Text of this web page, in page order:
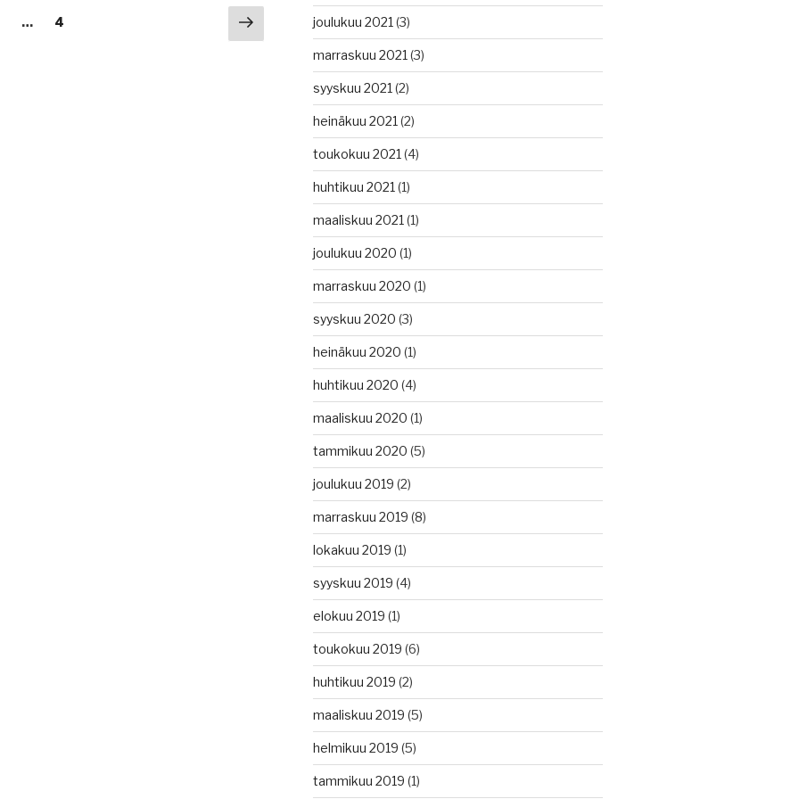
… Sivu
4
Seuraava
sivu
joulukuu 2021 (3)
marraskuu 2021 (3)
syyskuu 2021 (2)
heinäkuu 2021 (2)
toukokuu 2021 (4)
huhtikuu 2021 (1)
maaliskuu 2021 (1)
joulukuu 2020 (1)
marraskuu 2020 (1)
syyskuu 2020 (3)
heinäkuu 2020 (1)
huhtikuu 2020 (4)
maaliskuu 2020 (1)
tammikuu 2020 (5)
joulukuu 2019 (2)
marraskuu 2019 (8)
lokakuu 2019 (1)
syyskuu 2019 (4)
elokuu 2019 (1)
toukokuu 2019 (6)
huhtikuu 2019 (2)
maaliskuu 2019 (5)
helmikuu 2019 (5)
tammikuu 2019 (1)